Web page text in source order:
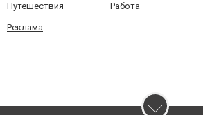
Путешествия Работа
Реклама